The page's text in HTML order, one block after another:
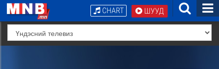
ШУУД
CHART